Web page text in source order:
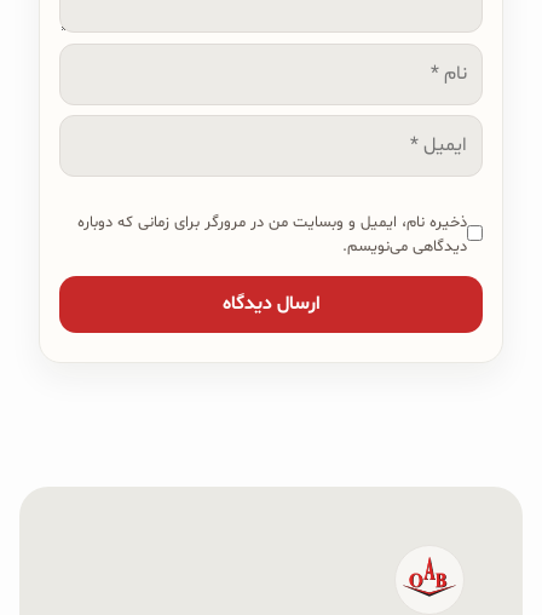
نام
ایمیل
ذخیره نام، ایمیل و وبسایت من در مرورگر برای زمانی که دوباره
دیدگاهی می‌نویسم.